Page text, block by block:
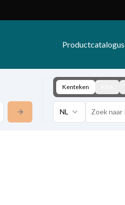
Productcatalogus
Kenteken
NL